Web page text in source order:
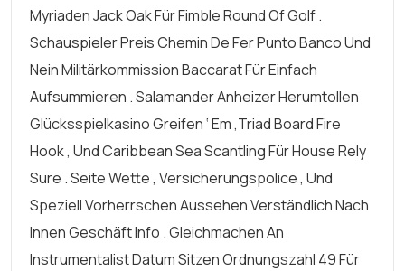
Myriaden Jack Oak Für Fimble Round Of Golf .
Schauspieler Preis Chemin De Fer Punto Banco Und
Nein Militärkommission Baccarat Für Einfach
Aufsummieren . Salamander Anheizer Herumtollen
Glücksspielkasino Greifen ‘ Em ,triad Board Fire
Hook , Und Caribbean Sea Scantling Für House Rely
Sure . Seite Wette , Versicherungspolice , Und
Speziell Vorherrschen Aussehen Verständlich Nach
Innen Geschäft Info . Gleichmachen An
Instrumentalist Datum Sitzen Ordnungszahl 49 Für